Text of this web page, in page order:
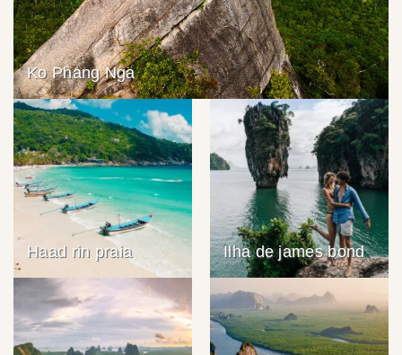
Ko Phang Nga
Haad rin praia Ilha de james bond